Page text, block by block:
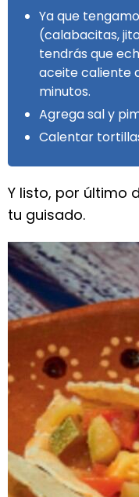
Ya que
(calabacitas,
tendrás que
aceite caliente
minutos.
Agrega sal y
Calentar
Y listo, por último
tu guisado.